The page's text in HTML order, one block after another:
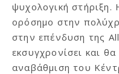
ψυχολογική στήριξη.
ορόσημο στην
στην επένδυση της
εκσυγχρονίσει και
αναβάθμιση του